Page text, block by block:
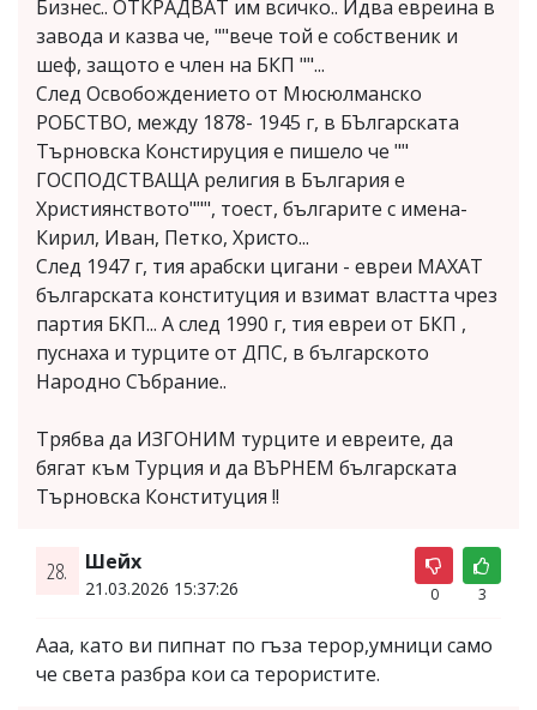
Бизнес.. ОТКРАДВАТ им всичко.. Идва евреина в
завода и казва че, ""вече той е собственик и
шеф, защото е член на БКП ""...
След Освобождението от Мюсюлманско
РОБСТВО, между 1878- 1945 г, в БЪлгарската
Търновска Констируция е пишело че ""
ГОСПОДСТВАЩА религия в България е
Християнството""", тоест, българите с имена-
Кирил, Иван, Петко, Христо...
След 1947 г, тия арабски цигани - евреи МАХАТ
българската конституция и взимат властта чрез
партия БКП... А след 1990 г, тия евреи от БКП ,
пуснаха и турците от ДПС, в българското
Народно СЪбрание..
Трябва да ИЗГОНИМ турците и евреите, да
бягат към Турция и да ВЪРНЕМ българската
Търновска Конституция !!
28. Шейх
21.03.2026 15:37:26 0 3
Ааа, като ви пипнат по гъза терор,умници само
че света разбра кои са терористите.